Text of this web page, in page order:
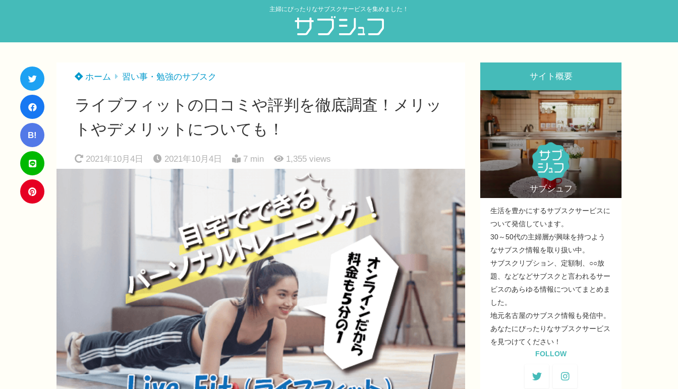
主婦にぴったりなサブスクサービスを集めました！
B!
ホーム 習い事・勉強のサブスク
ライブフィットの口コミや評判を徹底調査！メリッ
トやデメリットについても！
2021年10月4日 2021年10月4日 7 min 1,355 views
サイト概要
サブシュフ
生活を豊かにするサブスクサービスに
ついて発信しています。
30～50代の主婦層が興味を持つよう
なサブスク情報を取り扱い中。
サブスクリプション、定額制、○○放
題、などなどサブスクと言われるサー
ビスのあらゆる情報についてまとめま
した。
地元名古屋のサブスク情報も発信中。
あなたにぴったりなサブスクサービス
を見つけてください！
FOLLOW